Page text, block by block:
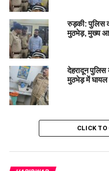
#Encounter #
RELATED TOPICS: ARREST
GANGSTERS
उत्तराखंड कैबिनेट आज: 2347
मिल सकती है मंजूरी…
DON'T MISS
को बचाया, 8 शव बरामद…
रुड़की: पुलिस
मुठभेड़, मुख्य
देहरादून पुलिस
मुठभेड़ में घायल
CLICK